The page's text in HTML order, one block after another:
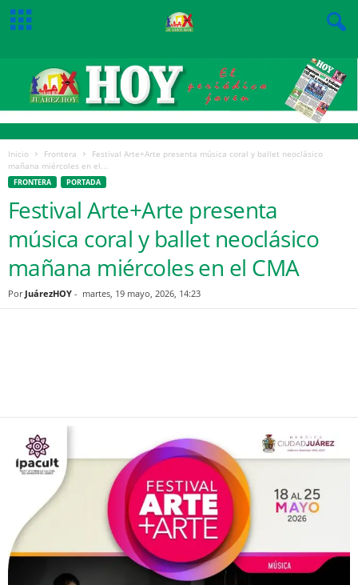
Inicio Frontera
Festival Arte+Arte presenta música coral y ballet neoclásico
mañana miércoles en el...
FRONTERA PORTADA
Festival Arte+Arte presenta
música coral y ballet neoclásico
mañana miércoles en el CMA
Por JuárezHOY - martes, 19 mayo, 2026, 14:23